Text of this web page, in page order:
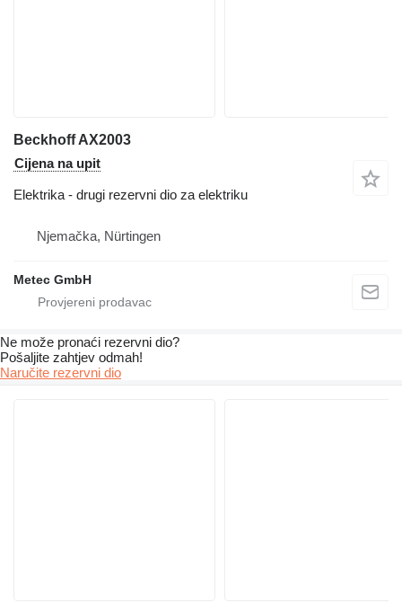
Beckhoff AX2003
Cijena na upit
Elektrika - drugi rezervni dio za elektriku
Njemačka, Nürtingen
Metec GmbH
Ne može pronaći rezervni dio?
Pošaljite zahtjev odmah!
Naručite rezervni dio